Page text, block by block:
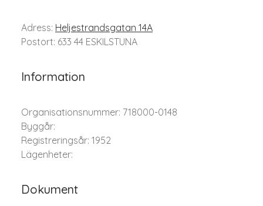
Adress: Heljestrandsgatan 14A
Postort: 633 44 ESKILSTUNA
Information
Organisationsnummer: 718000-0148
Byggår:
Registreringsår: 1952
Lägenheter:
Dokument